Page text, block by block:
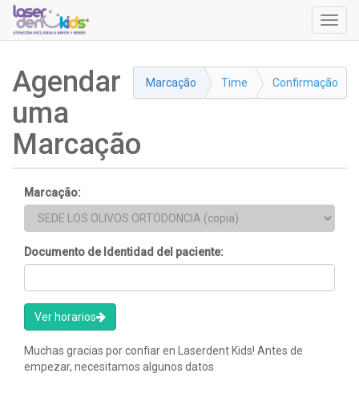
Marcação Time Confirmação
Agendar
uma
Marcação
Marcação:
Documento de Identidad del paciente:
Ver horarios
Muchas gracias por confiar en Laserdent Kids! Antes de
empezar, necesitamos algunos datos